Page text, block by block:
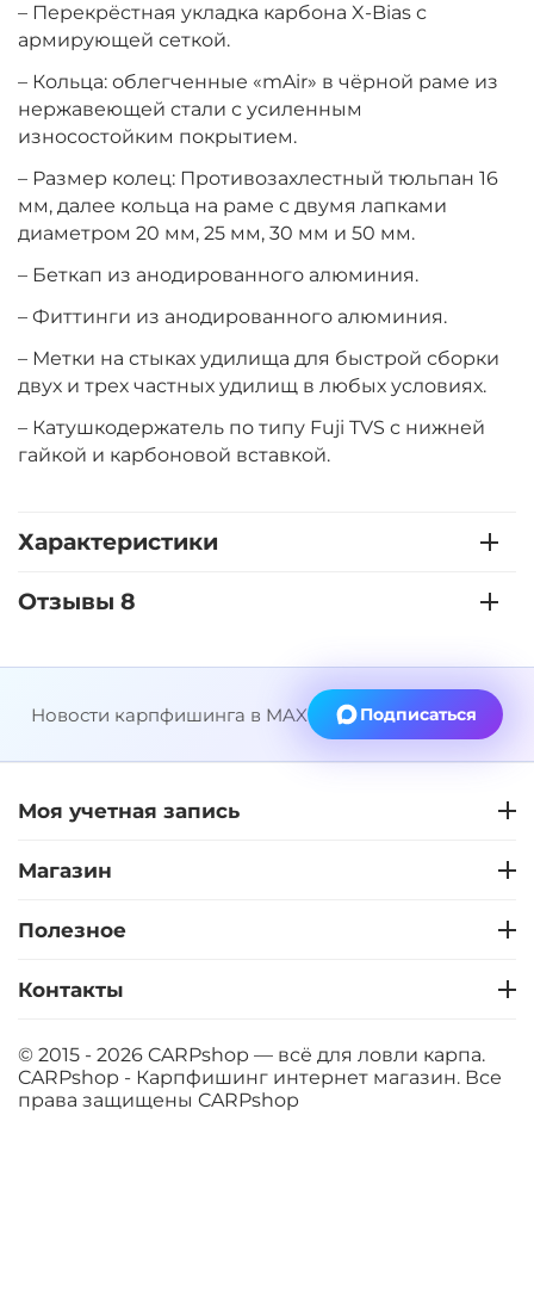
– Перекрёстная укладка карбона X-Bias с
армирующей сеткой.
– Кольца: облегченные «mAir» в чёрной раме из
нержавеющей стали с усиленным
износостойким покрытием.
– Размер колец: Противозахлестный тюльпан 16
мм, далее кольца на раме с двумя лапками
диаметром 20 мм, 25 мм, 30 мм и 50 мм.
– Беткап из анодированного алюминия.
– Фиттинги из анодированного алюминия.
– Метки на стыках удилища для быстрой сборки
двух и трех частных удилищ в любых условиях.
– Катушкодержатель по типу Fuji TVS с нижней
гайкой и карбоновой вставкой.
Характеристики
Отзывы 8
Новости карпфишинга в MAX Подписаться
Моя учетная запись
Магазин
Полезное
Контакты
© 2015 - 2026 CARPshop — всё для ловли карпа.
CARPshop - Карпфишинг интернет магазин. Все
права защищены CARPshop